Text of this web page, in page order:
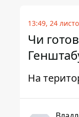
13:49, 24
Чи
На